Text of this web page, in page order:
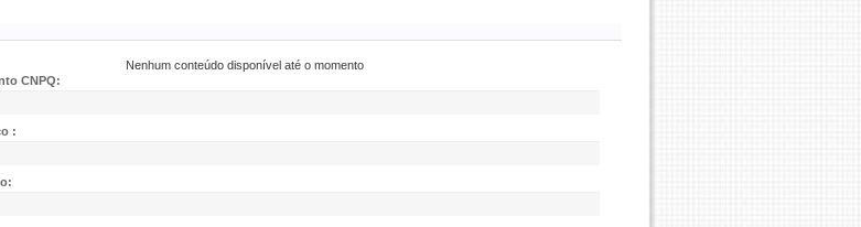
Nenhum conteúdo disponível até o momento
CNPQ:
: